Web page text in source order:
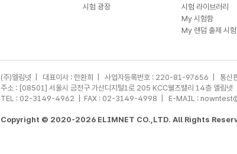
시험 광장
시험 라이브러리
My 시험함
My 랜덤 출제 시
(주)엘림넷 | 대표이사 : 한환희 | 사업자등록번호 : 220-81-97656 | 통신
주소 : [08501] 서울시 금천구 가산디지털1로 205 KCC웰츠밸리 14층 엘림넷
TEL : 02-3149-4962 | FAX : 02-3149-4998 | E-MAIL :
Copyright © 2020-2026 ELIMNET CO.,LTD. All Rights